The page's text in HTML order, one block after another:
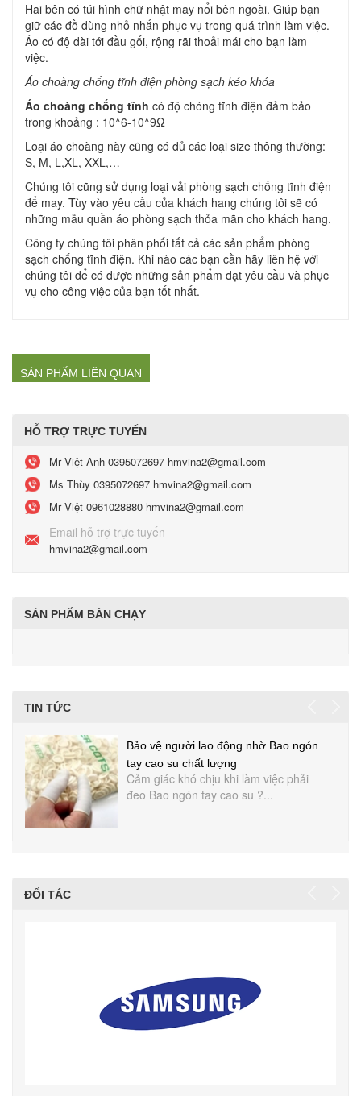
Hai bên có túi hình chữ nhật may nổi bên ngoài. Giúp bạn
giữ các đồ dùng nhỏ nhắn phục vụ trong quá trình làm việc.
Áo có độ dài tới đầu gối, rộng rãi thoải mái cho bạn làm
việc.
Áo choàng chống tĩnh điện phòng sạch kéo khóa
Áo choàng chống tĩnh có độ chóng tĩnh điện đảm bảo
trong khoảng : 10^6-10^9Ω
Loại áo choàng này cũng có đủ các loại size thông thường:
S, M, L,XL, XXL,…
Chúng tôi cũng sử dụng loại vải phòng sạch chống tĩnh điện
để may. Tùy vào yêu cầu của khách hang chúng tôi sẽ có
những mẫu quần áo phòng sạch thỏa mãn cho khách hang.
Công ty chúng tôi phân phối tất cả các sản phẩm phòng
sạch chống tĩnh điện. Khi nào các bạn cần hãy liên hệ với
chúng tôi để có được những sản phẩm đạt yêu cầu và phục
vụ cho công việc của bạn tốt nhất.
SẢN PHẨM LIÊN QUAN
HỖ TRỢ TRỰC TUYẾN
Mr Việt Anh 0395072697 hmvina2@gmail.com
Ms Thùy 0395072697 hmvina2@gmail.com
Mr Việt 0961028880 hmvina2@gmail.com
Email hỗ trợ trực tuyến
hmvina2@gmail.com
SẢN PHẨM BÁN CHẠY
TIN TỨC
Bảo vệ người lao động nhờ Bao ngón
tay cao su chất lượng
Cảm giác khó chịu khi làm việc phải
đeo Bao ngón tay cao su ?...
ĐỐI TÁC